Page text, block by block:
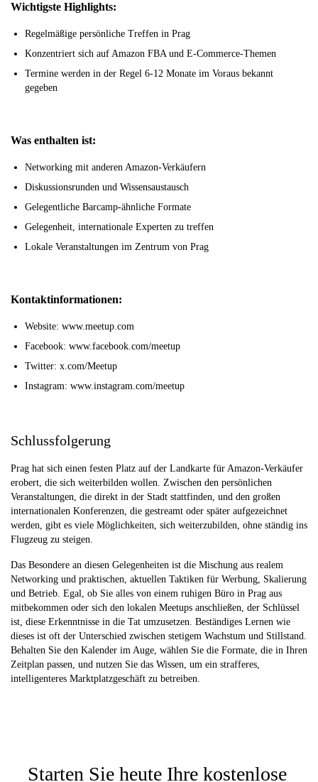
Wichtigste Highlights:
Regelmäßige persönliche Treffen in Prag
Konzentriert sich auf Amazon FBA und E-Commerce-Themen
Termine werden in der Regel 6-12 Monate im Voraus bekannt
gegeben
Was enthalten ist:
Networking mit anderen Amazon-Verkäufern
Diskussionsrunden und Wissensaustausch
Gelegentliche Barcamp-ähnliche Formate
Gelegenheit, internationale Experten zu treffen
Lokale Veranstaltungen im Zentrum von Prag
Kontaktinformationen:
Website: www.meetup.com
Facebook: www.facebook.com/meetup
Twitter: x.com/Meetup
Instagram: www.instagram.com/meetup
Schlussfolgerung
Prag hat sich einen festen Platz auf der Landkarte für Amazon-Verkäufer
erobert, die sich weiterbilden wollen. Zwischen den persönlichen
Veranstaltungen, die direkt in der Stadt stattfinden, und den großen
internationalen Konferenzen, die gestreamt oder später aufgezeichnet
werden, gibt es viele Möglichkeiten, sich weiterzubilden, ohne ständig ins
Flugzeug zu steigen.
Das Besondere an diesen Gelegenheiten ist die Mischung aus realem
Networking und praktischen, aktuellen Taktiken für Werbung, Skalierung
und Betrieb. Egal, ob Sie alles von einem ruhigen Büro in Prag aus
mitbekommen oder sich den lokalen Meetups anschließen, der Schlüssel
ist, diese Erkenntnisse in die Tat umzusetzen. Beständiges Lernen wie
dieses ist oft der Unterschied zwischen stetigem Wachstum und Stillstand.
Behalten Sie den Kalender im Auge, wählen Sie die Formate, die in Ihren
Zeitplan passen, und nutzen Sie das Wissen, um ein strafferes,
intelligenteres Marktplatzgeschäft zu betreiben.
Starten Sie heute Ihre kostenlose